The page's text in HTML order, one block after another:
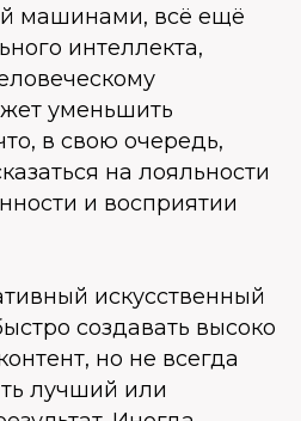
машинами, всё ещё
интеллекта,
уменьшить
в свою очередь,
на лояльности
и восприятии
искусственный
создавать высоко
но не всегда
лучший или